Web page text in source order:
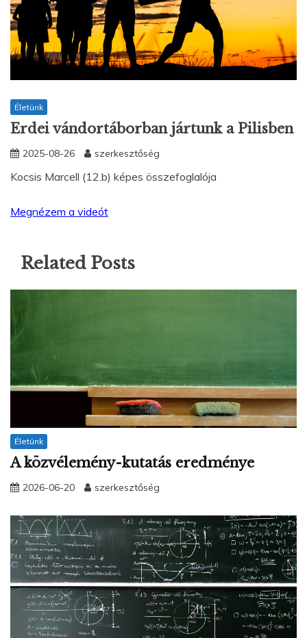
Életünk
Erdei vándortáborban jártunk a Pilisben
2025-08-26 szerkesztőség
Kocsis Marcell (12.b) képes összefoglalója
Megnézem a videót
Related Posts
Életünk
A közvélemény-kutatás eredménye
2026-06-20 szerkesztőség